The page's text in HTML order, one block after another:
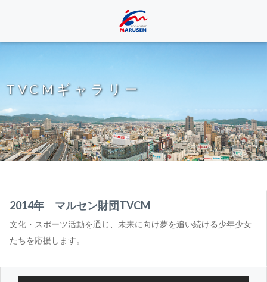
TVCMギャラリー
2014年 マルセン財団TVCM
文化・スポーツ活動を通じ、未来に向け夢を追い続ける少年少女
たちを応援します。